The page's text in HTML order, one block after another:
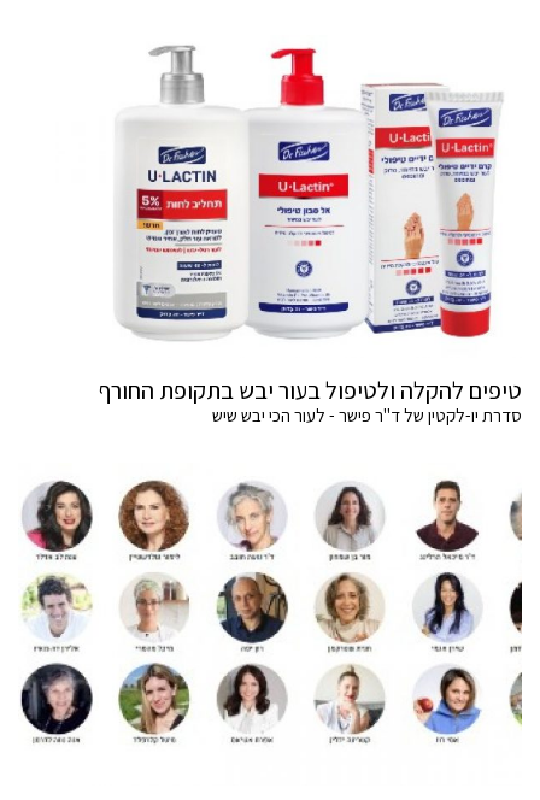
טיפים להקלה ולטיפול בעור יבש בתקופת החורף
סדרת יו-לקטין של ד"ר פישר - לעור הכי יבש שיש